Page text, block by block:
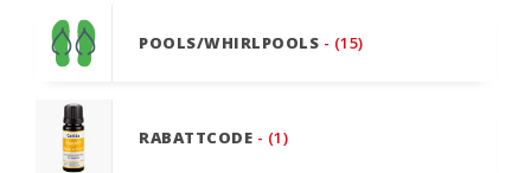
POOLS/WHIRLPOOLS - (15)
RABATTCODE - (1)